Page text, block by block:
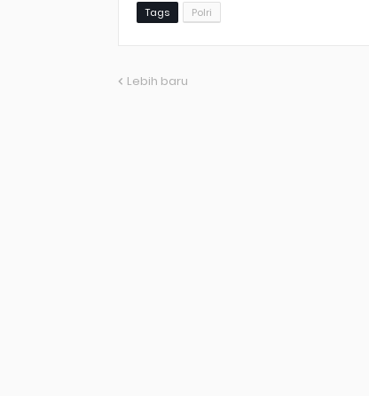
Tags Polri
Lebih baru